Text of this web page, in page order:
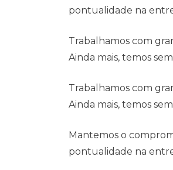
pontualidade na
Trabalhamos com
Ainda mais, temos
Trabalhamos com
Ainda mais, temos
Mantemos o
pontualidade na